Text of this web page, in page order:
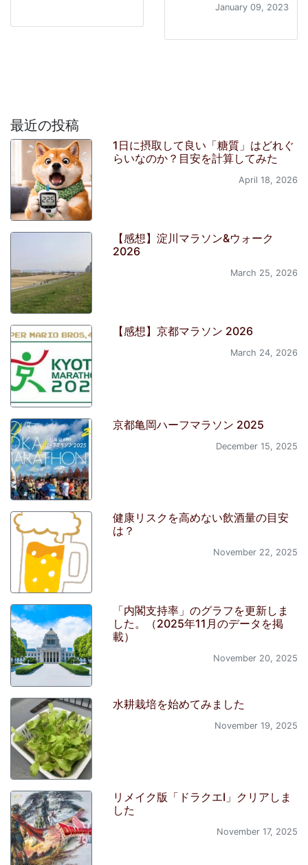
January 09, 2023
最近の投稿
1日に摂取して良い「糖質」はどれぐ
らいなのか？目安を計算してみた
April 18, 2026
【感想】淀川マラソン&ウォーク
2026
March 25, 2026
【感想】京都マラソン 2026
March 24, 2026
京都亀岡ハーフマラソン 2025
December 15, 2025
健康リスクを高めない飲酒量の目安
は？
November 22, 2025
「内閣支持率」のグラフを更新しま
した。（2025年11月のデータを掲
載）
November 20, 2025
水耕栽培を始めてみました
November 19, 2025
リメイク版「ドラクエI」クリアしま
した
November 17, 2025